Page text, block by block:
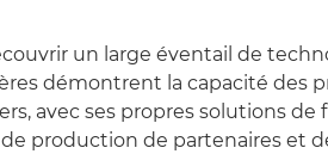
un large éventail de
démontrent la capacité des
avec ses propres solutions de
production de partenaires et